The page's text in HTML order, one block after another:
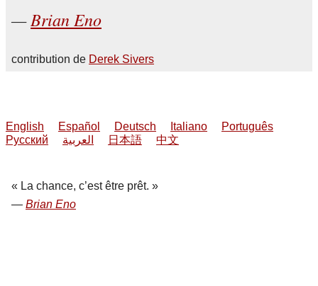
Brian Eno
contribution de Derek Sivers
English Español Deutsch Italiano
Português
Русский
العربية 日本語 中文
La chance, c’est être prêt.
Brian Eno